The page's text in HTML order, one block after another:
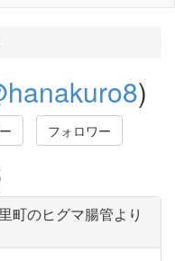
)
フォロワー
町のヒグマ腸管より